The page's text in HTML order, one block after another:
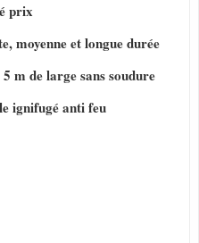
prix
moyenne et longue durée
m de large sans soudure
ignifugé anti feu